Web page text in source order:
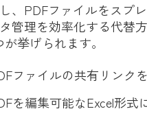
、PDFファイルをスプ
管理を効率化する代替
が挙げられます。
ファイルの共有リンク
を編集可能なExcel形式